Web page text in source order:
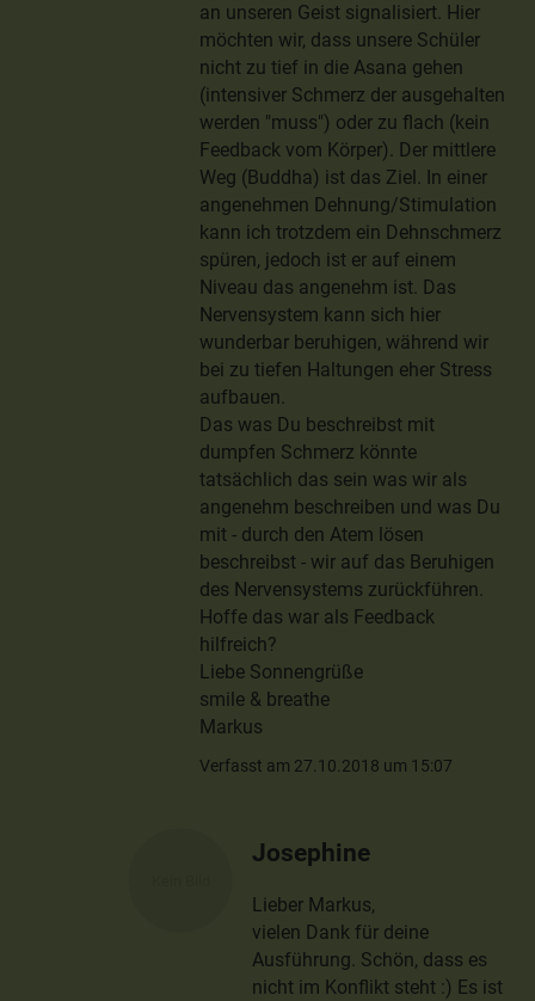
an unseren Geist signalisiert. Hier
möchten wir, dass unsere Schüler
nicht zu tief in die Asana gehen
(intensiver Schmerz der ausgehalten
werden "muss") oder zu flach (kein
Feedback vom Körper). Der mittlere
Weg (Buddha) ist das Ziel. In einer
angenehmen Dehnung/Stimulation
kann ich trotzdem ein Dehnschmerz
spüren, jedoch ist er auf einem
Niveau das angenehm ist. Das
Nervensystem kann sich hier
wunderbar beruhigen, während wir
bei zu tiefen Haltungen eher Stress
aufbauen.
Das was Du beschreibst mit
dumpfen Schmerz könnte
tatsächlich das sein was wir als
angenehm beschreiben und was Du
mit - durch den Atem lösen
beschreibst - wir auf das Beruhigen
des Nervensystems zurückführen.
Hoffe das war als Feedback
hilfreich?
Liebe Sonnengrüße
smile & breathe
Markus
Verfasst am 27.10.2018 um 15:07
Josephine
Lieber Markus,
vielen Dank für deine
Ausführung. Schön, dass es
nicht im Konflikt steht :) Es ist